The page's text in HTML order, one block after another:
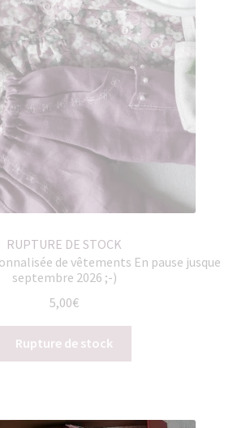
RUPTURE DE STOCK
de vêtements En pause jusque
septembre 2026 ;-)
5,00€
Rupture de stock